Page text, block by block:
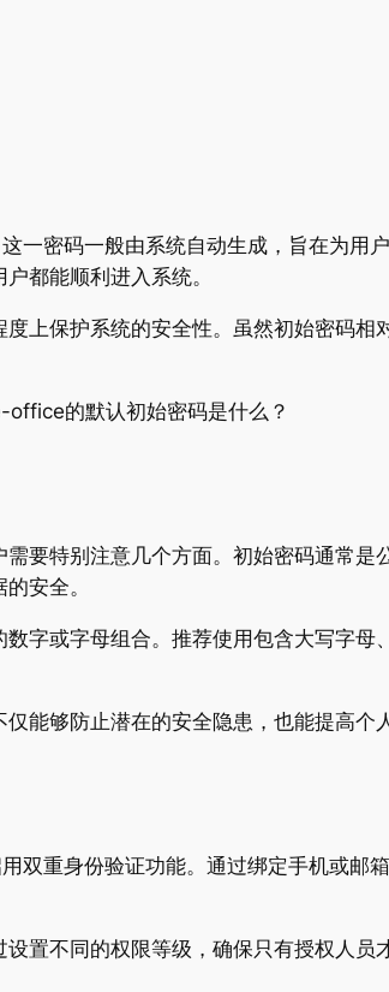
密码一般由系统自动生成，旨在为用
都能顺利进入系统。
上保护系统的安全性。虽然初始密码相
要特别注意几个方面。初始密码通常是
安全。
字或字母组合。推荐使用包含大写字母
能够防止潜在的安全隐患，也能提高个
重身份验证功能。通过绑定手机或邮
置不同的权限等级，确保只有授权人员